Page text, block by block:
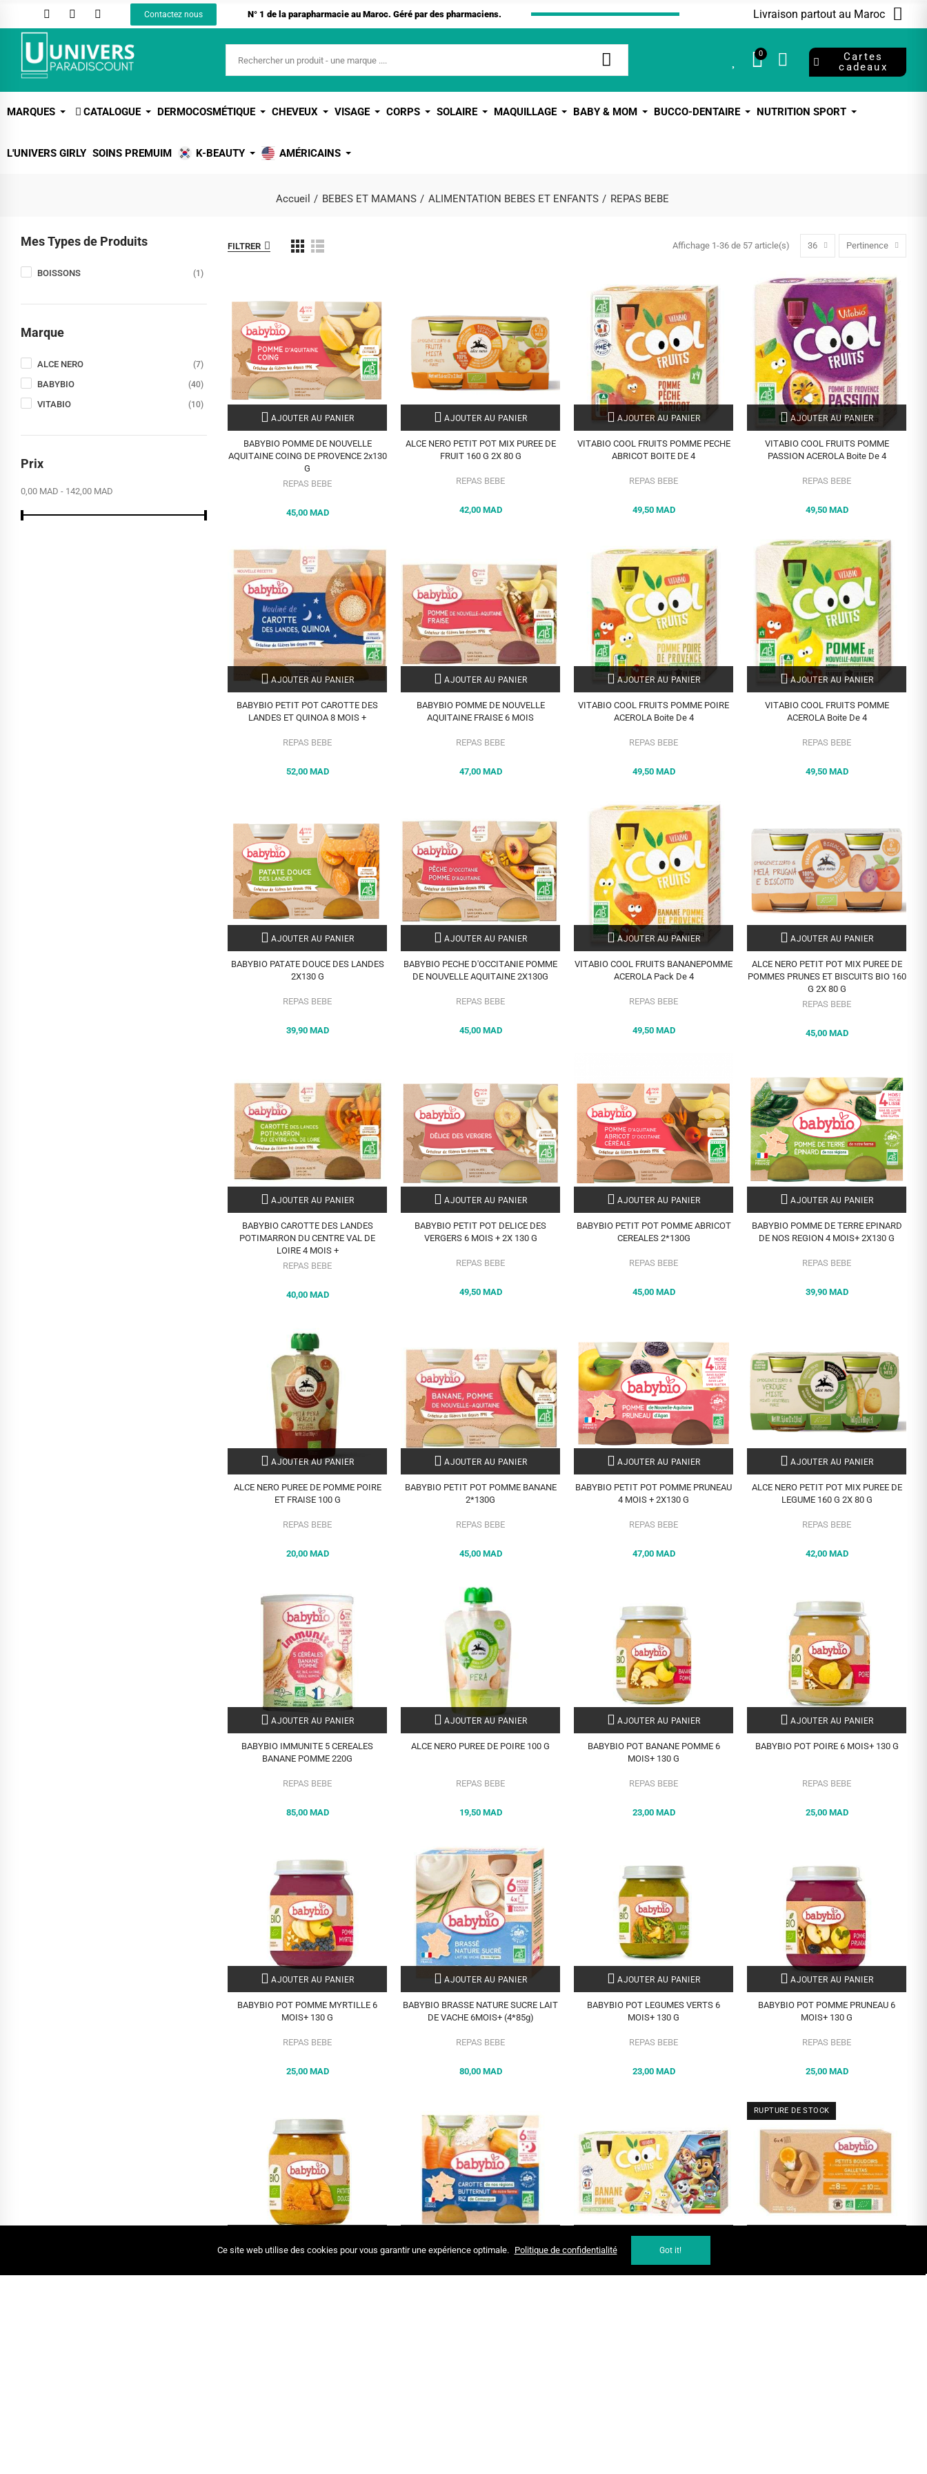
Contactez nous N° 1 de la parapharmacie au Maroc. Géré par des pharmaciens. Livraison partout au Maroc
0
Cartes
cadeaux
MARQUES CATALOGUE DERMOCOSMÉTIQUE CHEVEUX VISAGE CORPS SOLAIRE MAQUILLAGE BABY & MOM BUCCO-DENTAIRE NUTRITION SPORT
L'UNIVERS GIRLY SOINS PREMUIM K-BEAUTY AMÉRICAINS
Accueil BEBES ET MAMANS ALIMENTATION BEBES ET ENFANTS REPAS BEBE
FILTRER Affichage 1-36 de 57 article(s) 36 Pertinence
AJOUTER AU PANIER
BABYBIO POMME DE NOUVELLE
AQUITAINE COING DE PROVENCE 2x130
G
REPAS BEBE
45,00 MAD
AJOUTER AU PANIER
ALCE NERO PETIT POT MIX PUREE DE
FRUIT 160 G 2X 80 G
REPAS BEBE
42,00 MAD
AJOUTER AU PANIER
VITABIO COOL FRUITS POMME PECHE
ABRICOT BOITE DE 4
REPAS BEBE
49,50 MAD
AJOUTER AU PANIER
VITABIO COOL FRUITS POMME
PASSION ACEROLA Boite De 4
REPAS BEBE
49,50 MAD
AJOUTER AU PANIER
BABYBIO PETIT POT CAROTTE DES
LANDES ET QUINOA 8 MOIS +
REPAS BEBE
52,00 MAD
AJOUTER AU PANIER
BABYBIO POMME DE NOUVELLE
AQUITAINE FRAISE 6 MOIS
REPAS BEBE
47,00 MAD
AJOUTER AU PANIER
VITABIO COOL FRUITS POMME POIRE
ACEROLA Boite De 4
REPAS BEBE
49,50 MAD
AJOUTER AU PANIER
VITABIO COOL FRUITS POMME
ACEROLA Boite De 4
REPAS BEBE
49,50 MAD
AJOUTER AU PANIER
BABYBIO PATATE DOUCE DES LANDES
2X130 G
REPAS BEBE
39,90 MAD
AJOUTER AU PANIER
BABYBIO PECHE D'OCCITANIE POMME
DE NOUVELLE AQUITAINE 2X130G
REPAS BEBE
45,00 MAD
AJOUTER AU PANIER
VITABIO COOL FRUITS BANANEPOMME
ACEROLA Pack De 4
REPAS BEBE
49,50 MAD
AJOUTER AU PANIER
ALCE NERO PETIT POT MIX PUREE DE
POMMES PRUNES ET BISCUITS BIO 160
G 2X 80 G
REPAS BEBE
45,00 MAD
AJOUTER AU PANIER
BABYBIO CAROTTE DES LANDES
POTIMARRON DU CENTRE VAL DE
LOIRE 4 MOIS +
REPAS BEBE
40,00 MAD
AJOUTER AU PANIER
BABYBIO PETIT POT DELICE DES
VERGERS 6 MOIS + 2X 130 G
REPAS BEBE
49,50 MAD
AJOUTER AU PANIER
BABYBIO PETIT POT POMME ABRICOT
CEREALES 2*130G
REPAS BEBE
45,00 MAD
AJOUTER AU PANIER
BABYBIO POMME DE TERRE EPINARD
DE NOS REGION 4 MOIS+ 2X130 G
REPAS BEBE
39,90 MAD
AJOUTER AU PANIER
ALCE NERO PUREE DE POMME POIRE
ET FRAISE 100 G
REPAS BEBE
20,00 MAD
AJOUTER AU PANIER
BABYBIO PETIT POT POMME BANANE
2*130G
REPAS BEBE
45,00 MAD
AJOUTER AU PANIER
BABYBIO PETIT POT POMME PRUNEAU
4 MOIS + 2X130 G
REPAS BEBE
47,00 MAD
AJOUTER AU PANIER
ALCE NERO PETIT POT MIX PUREE DE
LEGUME 160 G 2X 80 G
REPAS BEBE
42,00 MAD
AJOUTER AU PANIER
BABYBIO IMMUNITE 5 CEREALES
BANANE POMME 220G
REPAS BEBE
85,00 MAD
AJOUTER AU PANIER
ALCE NERO PUREE DE POIRE 100 G
REPAS BEBE
19,50 MAD
AJOUTER AU PANIER
BABYBIO POT BANANE POMME 6
MOIS+ 130 G
REPAS BEBE
23,00 MAD
AJOUTER AU PANIER
BABYBIO POT POIRE 6 MOIS+ 130 G
REPAS BEBE
25,00 MAD
AJOUTER AU PANIER
BABYBIO POT POMME MYRTILLE 6
MOIS+ 130 G
REPAS BEBE
25,00 MAD
AJOUTER AU PANIER
BABYBIO BRASSE NATURE SUCRE LAIT
DE VACHE 6MOIS+ (4*85g)
REPAS BEBE
80,00 MAD
AJOUTER AU PANIER
BABYBIO POT LEGUMES VERTS 6
MOIS+ 130 G
REPAS BEBE
23,00 MAD
AJOUTER AU PANIER
BABYBIO POT POMME PRUNEAU 6
MOIS+ 130 G
REPAS BEBE
25,00 MAD
130 G
BUTTERNUT ET RIZ PATES 6MOIS+
AJOUTER AU PANIER
VITABIO COOL FRUITS BANANE
POMME BOITE DE 12
RUPTURE DE STOCK
ESSENTIELLE D'ORANGE DOUCE 6*4
Mes Types de Produits
BOISSONS (1)
Marque
ALCE NERO (7)
BABYBIO (40)
VITABIO (10)
Prix
0,00 MAD - 142,00 MAD
Ce site web utilise des cookies pour vous garantir une expérience optimale. Politique de confidentialité Got it!